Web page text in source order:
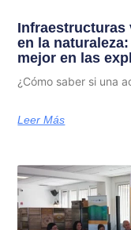
Infraestructuras
en la
mejor en las
¿Cómo saber si una
Leer Más